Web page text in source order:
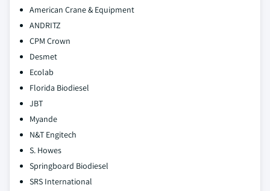
American Crane & Equipment
ANDRITZ
CPM Crown
Desmet
Ecolab
Florida Biodiesel
JBT
Myande
N&T Engitech
S. Howes
Springboard Biodiesel
SRS International